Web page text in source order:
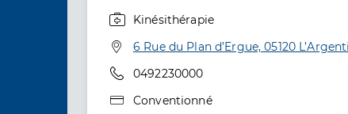
Kinésithérapie
Adresse
6 Rue du Plan d’Ergue, 05120
Téléphone
0492230000
Type de convention
Conventionné